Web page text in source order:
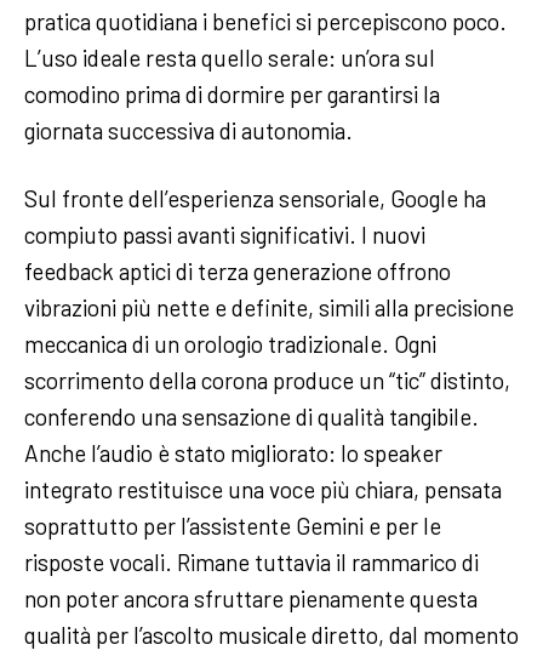
pratica quotidiana i benefici si percepiscono poco.
L’uso ideale resta quello serale: un’ora sul
comodino prima di dormire per garantirsi la
giornata successiva di autonomia.
Sul fronte dell’esperienza sensoriale, Google ha
compiuto passi avanti significativi. I nuovi
feedback aptici di terza generazione offrono
vibrazioni più nette e definite, simili alla precisione
meccanica di un orologio tradizionale. Ogni
scorrimento della corona produce un “tic” distinto,
conferendo una sensazione di qualità tangibile.
Anche l’audio è stato migliorato: lo speaker
integrato restituisce una voce più chiara, pensata
soprattutto per l’assistente Gemini e per le
risposte vocali. Rimane tuttavia il rammarico di
non poter ancora sfruttare pienamente questa
qualità per l’ascolto musicale diretto, dal momento